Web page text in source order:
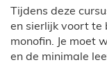
Tijdens deze
en sierlijk voort te
monofin. Je moet
en de minimale